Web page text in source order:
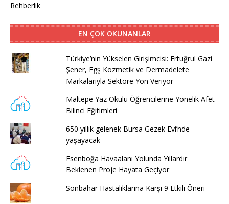
Rehberlik
EN ÇOK OKUNANLAR
Türkiye’nin Yükselen Girişimcisi: Ertuğrul Gazi
Şener, Egş Kozmetik ve Dermadelete
Markalarıyla Sektöre Yön Veriyor
Maltepe Yaz Okulu Öğrencilerine Yönelik Afet
Bilinci Eğitimleri
650 yıllık gelenek Bursa Gezek Evi’nde
yaşayacak
Esenboğa Havaalanı Yolunda Yıllardır
Beklenen Proje Hayata Geçiyor
Sonbahar Hastalıklarına Karşı 9 Etkili Öneri